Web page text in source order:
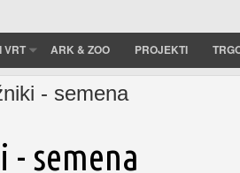
VRT ARK & ZOO PROJEKTI
- semena
- semena